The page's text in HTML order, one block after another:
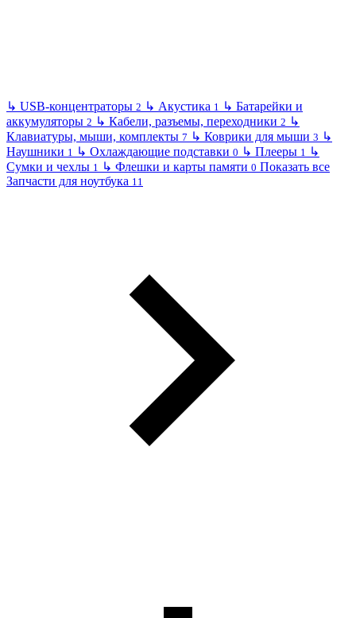
↳ USB-концентраторы 2 ↳ Акустика 1 ↳ Батарейки и
аккумуляторы 2 ↳ Кабели, разъемы, переходники 2 ↳
Клавиатуры, мыши, комплекты 7 ↳ Коврики для мыши 3 ↳
Наушники 1 ↳ Охлаждающие подставки 0 ↳ Плееры 1 ↳
Сумки и чехлы 1 ↳ Флешки и карты памяти 0 Показать все
Запчасти для ноутбука 11